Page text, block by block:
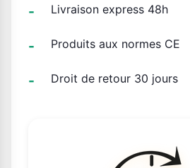
Livraison express 48h
Produits aux normes CE
Droit de retour 30 jours